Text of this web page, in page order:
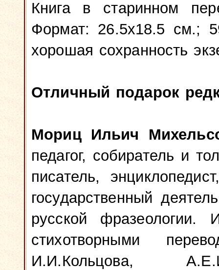
Книга в старинном
Формат: 26.5x18.5 см.;
хорошая сохранность
Отличный подарок
Мориц Ильич
педагог, собиратель и
писатель,
государственный
русской фразеологии.
стихотворными
И.И.Кольцова,